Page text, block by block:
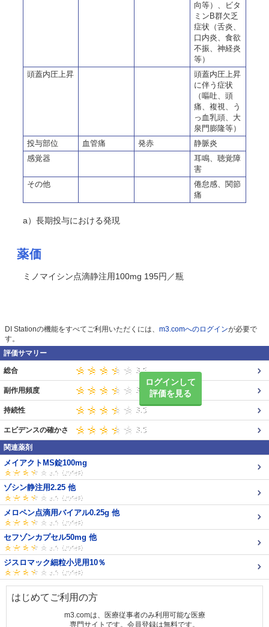
向等）、ビタ
ミンB群欠乏
症状（舌炎、
口内炎、食欲
不振、神経炎
等）
頭蓋内圧上昇
頭蓋内圧上昇
に伴う症状
（嘔吐、頭
痛、複視、う
っ血乳頭、大
泉門膨隆等）
投与部位
血管痛 発赤
静脈炎
感覚器
耳鳴、聴覚障
害
その他
倦怠感、関節
痛
a）長期投与における発現
薬価
ミノマイシン点滴静注用100mg 195円／瓶
DI Stationの機能をすべてご利用いただくには、 m3.comへのログインが必要で
す。
評価サマリー
ログインして
評価を見る
総合
副作用頻度
持続性
エビデンスの確かさ
関連薬剤
メイアクトMS錠100mg
ゾシン静注用2.25 他
メロペン点滴用バイアル0.25g 他
セフゾンカプセル50mg 他
ジスロマック細粒小児用10％
はじめてご利用の方
m3.comは、医療従事者のみ利用可能な医療
専門サイトです。会員登録は無料です。